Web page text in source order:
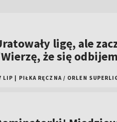
ligę, ale
że się
LIP | PIŁKA RĘCZNA / ORLEN